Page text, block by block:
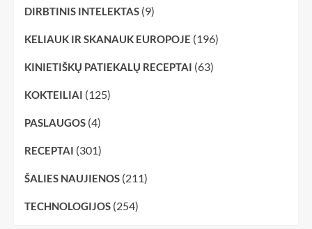
DIRBTINIS INTELEKTAS (9)
KELIAUK IR SKANAUK EUROPOJE (196)
KINIETIŠKŲ PATIEKALŲ RECEPTAI (63)
KOKTEILIAI (125)
PASLAUGOS (4)
RECEPTAI (301)
ŠALIES NAUJIENOS (211)
TECHNOLOGIJOS (254)